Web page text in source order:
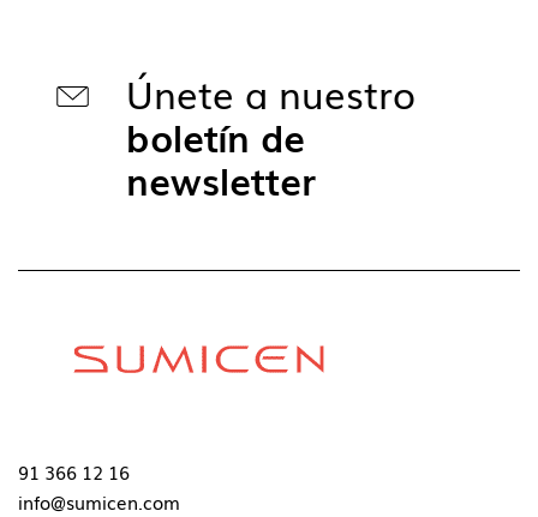
Únete a nuestro
boletín de
newsletter
91 366 12 16
info@sumicen.com